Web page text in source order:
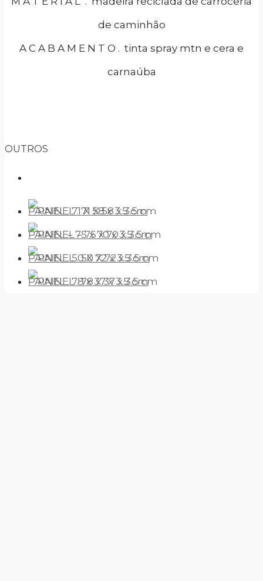
de caminhão
A C A B A M E N T O . tinta spray mtn e cera e
carnaúba
OUTROS
PAINEL . 71 X 58 x 3.5 cm
PAINEL – 75 x 70 x 3.5 cm
PAINEL . 50 X 72 x 3.5 cm
PAINEL . 78 x 37 x 3.5 cm